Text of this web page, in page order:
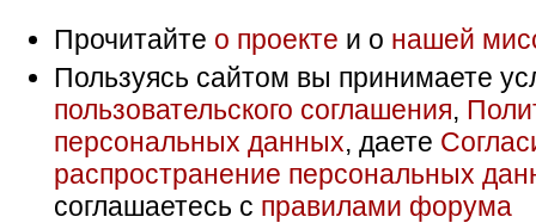
Прочитайте о проекте и о нашей
Пользуясь сайтом вы принимаете
пользовательского соглашения,
персональных данных, даете
распространение персональных
соглашаетесь с правилами форума